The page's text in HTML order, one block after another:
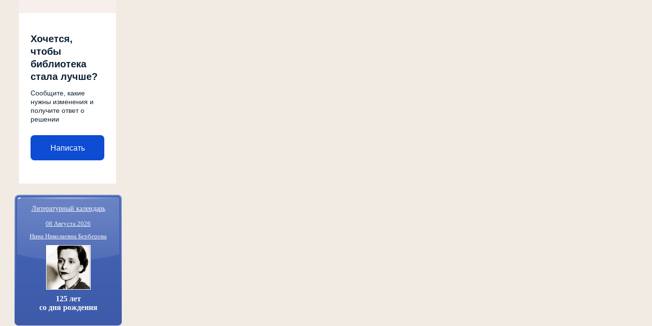
Хочется,
чтобы
библиотека
стала лучше?
Сообщите, какие
нужны изменения и
получите ответ о
решении
Написать
Литературный календарь
08 Августа 2026
Нина Николаевна Берберова
125 лет
со дня рождения